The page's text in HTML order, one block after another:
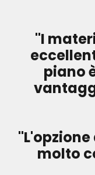
"I
piano
molto